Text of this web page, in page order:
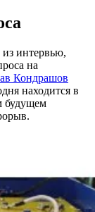
интервью,
на
Кондрашов
находится в
будущем